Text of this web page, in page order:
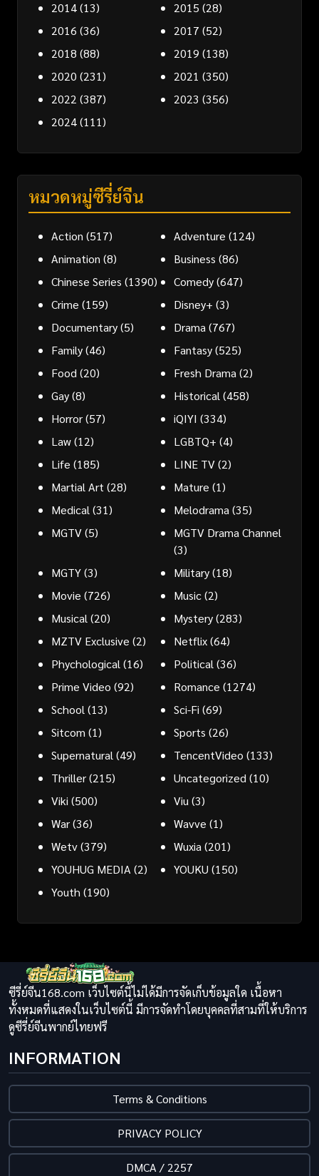
2014(13) 2015 (28)
2016 (36) 2017 (52)
2018 (88) 2019 (138)
2020 (231) 2021 (350)
2022 (387) 2023 (356)
2024(111)
หมวดหมู่ซีรี่ย์จีน
Action (517) Adventure (124)
Animation (8) Business (86)
Chinese Series (1390) Comedy(647)
Crime (159) Disney+ (3)
Documentary(5) Drama (767)
Family(46) Fantasy(525)
Food (20) Fresh Drama (2)
Gay(8) Historical (458)
Horror(57) iQIYI (334)
Law(12) LGBTQ+ (4)
Life (185) LINE TV(2)
Martial Art (28) Mature (1)
Medical (31) Melodrama (35)
MGTV(5)
MGTV Drama Channel
(3)
MGTY(3) Military(18)
Movie (726) Music(2)
Musical (20) Mystery(283)
MZTV Exclusive (2) Netflix(64)
Phychological (16) Political (36)
Prime Video (92) Romance (1274)
School (13) Sci-Fi (69)
Sitcom (1) Sports (26)
Supernatural (49) TencentVideo (133)
Thriller(215) Uncategorized (10)
Viki (500) Viu (3)
War(36) Wavve (1)
Wetv(379) Wuxia (201)
YOUHUG MEDIA (2) YOUKU (150)
Youth (190)
ซีรี่ย์จีน168.com เว็บไซต์นี้ไม่ได้มีการจัดเก็บข้อมูลใด เนื้อหา
ทั้งหมดที่แสดงในเว็บไซต์นี้ มีการจัดทำโดยบุคคลที่สามที่ให้บริการ
ดูซีรี่ย์จีนพากย์ไทยฟรี
INFORMATION
Terms & Conditions
PRIVACY POLICY
DMCA / 2257